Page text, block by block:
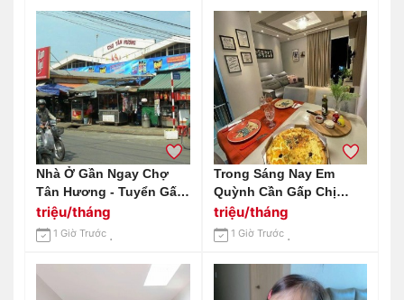
Nhà Ở Gần Ngay Chợ
Tân Hương - Tuyển Gấp
Cô Giúp Việc Nhà (bao
Ăn Ở)
triệu/tháng
1 Giờ Trước
Trong Sáng Nay Em
Quỳnh Cần Gấp Chị
Chuyên Giúp Việc Nhà
Lương 13 Triệu Bao Ăn
Ở Ở Thảo Điền Quận 2
triệu/tháng
1 Giờ Trước